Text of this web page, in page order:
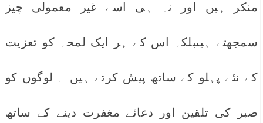
منکر ہیں اور نہ ہی اسے غیر معمولی چیز
سمجھتے ہیںبلکہ اس کے ہر ایک لمحہ کو تعزیت
کے نئے پہلو کے ساتھ پیش کرتے ہیں ۔ لوگوں کو
صبر کی تلقین اور دعائے مغفرت دینے کے ساتھ